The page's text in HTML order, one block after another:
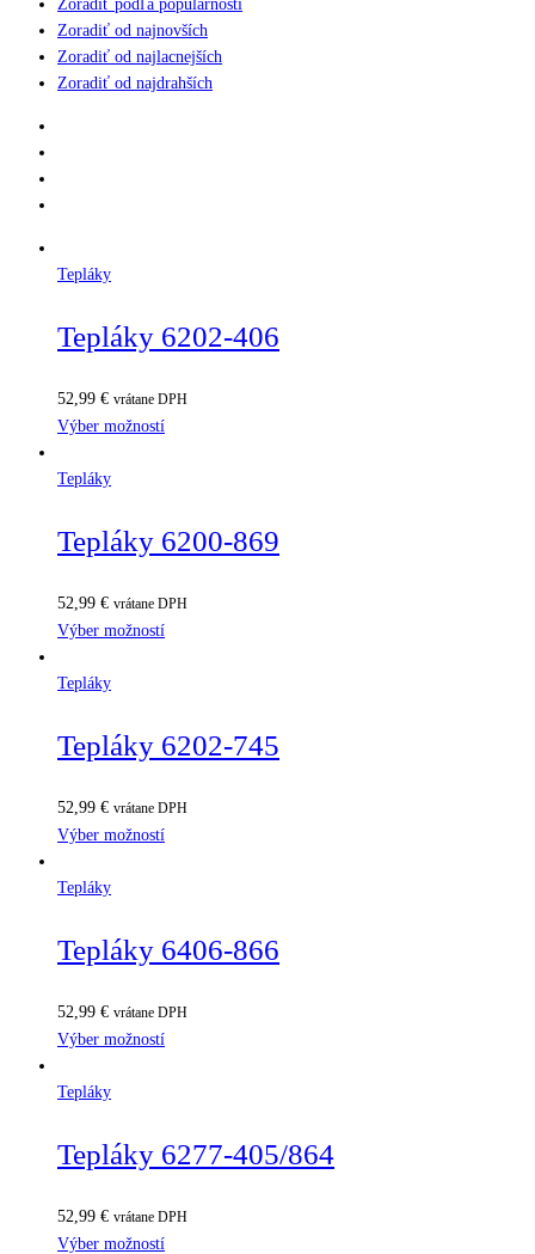
Zoradiť podľa populárnosti
Zoradiť od najnovších
Zoradiť od najlacnejších
Zoradiť od najdrahších
Tepláky
Tepláky 6202-406
52,99 € vrátane DPH
Výber možností
Tepláky
Tepláky 6200-869
52,99 € vrátane DPH
Výber možností
Tepláky
Tepláky 6202-745
52,99 € vrátane DPH
Výber možností
Tepláky
Tepláky 6406-866
52,99 € vrátane DPH
Výber možností
Tepláky
Tepláky 6277-405/864
52,99 € vrátane DPH
Výber možností